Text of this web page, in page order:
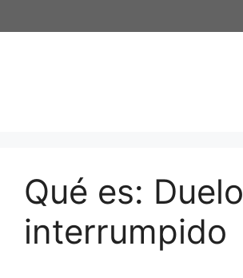
al
Qué es: Duelo
interrumpido